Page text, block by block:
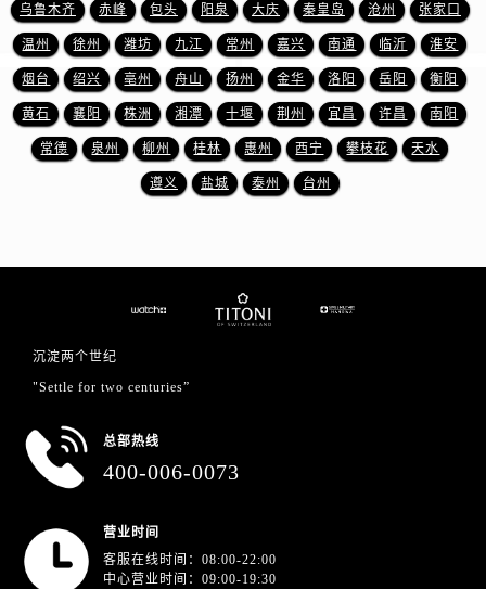
江西省萍乡市安源区萍安北大道与康庄路交叉口售后服务中心（需提前预约）
江西省上饶市信州区滨江西路售后服务中心（需提前预约）
江西省新余市渝水区北湖西路售后服务中心（需提前预约）
江西省宜春市袁州区中山中路售后服务中心（需提前预约）
江西省鹰潭市月湖区胜利东路售后服务中心（需提前预约）
山东省德州市德城区东风中路售后服务中心（需提前预约）
乌鲁木齐 赤峰 包头 阳泉 大庆 秦皇岛 沧州 张家口
温州 徐州 潍坊 九江 常州 嘉兴 南通 临沂 淮安
烟台 绍兴 亳州 舟山 扬州 金华 洛阳 岳阳 衡阳
黄石 襄阳 株洲 湘潭 十堰 荆州 宜昌 许昌 南阳
常德 泉州 柳州 桂林 惠州 西宁 攀枝花 天水
遵义 盐城 泰州 台州
沉淀两个世纪
"Settle for two centuries”
总部热线
400-006-0073
营业时间
客服在线时间：08:00-22:00
中心营业时间：09:00-19:30